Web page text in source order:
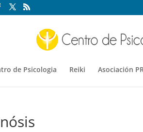
de Psicologia Reiki Asociación